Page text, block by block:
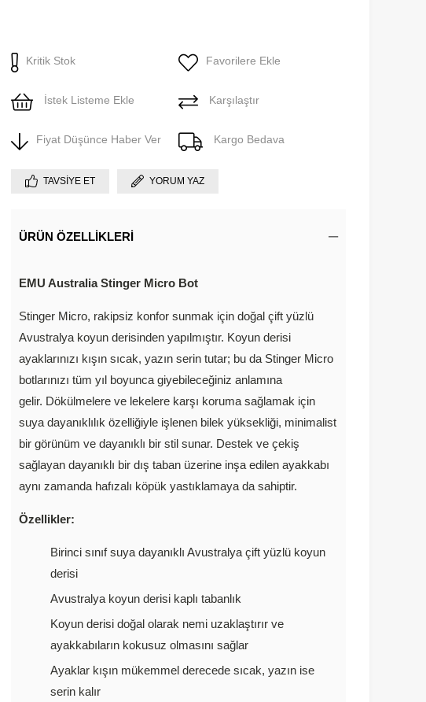
Kritik Stok Favorilere Ekle
İstek Listeme Ekle Karşılaştır
Fiyat Düşünce Haber Ver Kargo Bedava
TAVSIYE ET YORUM YAZ
ÜRÜN ÖZELLIKLERI
EMU Australia Stinger Micro Bot
Stinger Micro, rakipsiz konfor sunmak için doğal çift yüzlü
Avustralya koyun derisinden yapılmıştır. Koyun derisi
ayaklarınızı kışın sıcak, yazın serin tutar; bu da Stinger Micro
botlarınızı tüm yıl boyunca giyebileceğiniz anlamına
gelir. Dökülmelere ve lekelere karşı koruma sağlamak için
suya dayanıklılık özelliğiyle işlenen bilek yüksekliği, minimalist
bir görünüm ve dayanıklı bir stil sunar. Destek ve çekiş
sağlayan dayanıklı bir dış taban üzerine inşa edilen ayakkabı
aynı zamanda hafızalı köpük yastıklamaya da sahiptir.
Özellikler:
Birinci sınıf suya dayanıklı Avustralya çift yüzlü koyun
derisi
Avustralya koyun derisi kaplı tabanlık
Koyun derisi doğal olarak nemi uzaklaştırır ve
ayakkabıların kokusuz olmasını sağlar
Ayaklar kışın mükemmel derecede sıcak, yazın ise
serin kalır